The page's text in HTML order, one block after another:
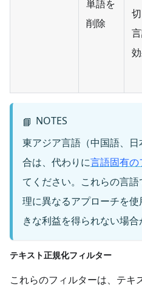
単語を
削除
📘 NOTES
東アジア言語（中国語、
合は、代わりに言語固有の
てください。これらの言
理に異なるアプローチを
きな利益を得られない場合
テキスト正規化フィルター
これらのフィルターは、テキ